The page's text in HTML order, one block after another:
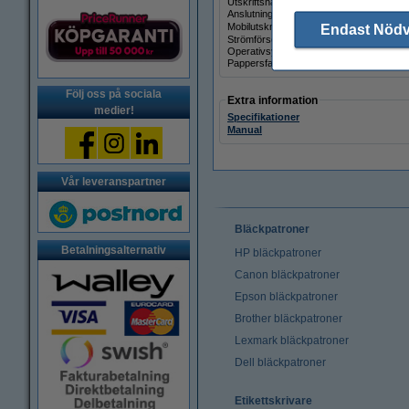
Följ oss på sociala
medier!
Vår leveranspartner
Betalningsalternativ
Anslutning:
Mobilutskrift:
Strömförsörjning:
Operativsystem:
Pappersfack:
Extra information
Specifikationer
Manual
Bläckpatroner
HP bläckpatroner
Canon bläckpatroner
Epson bläckpatroner
Brother bläckpatroner
Lexmark bläckpatroner
Dell bläckpatroner
Etikettskrivare
Endast